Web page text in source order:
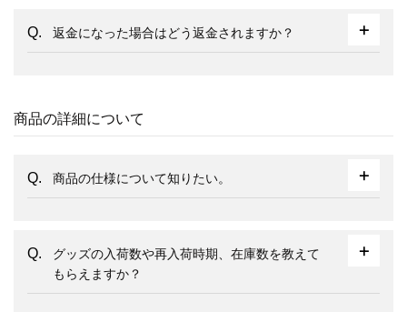
返金になった場合はどう返金されますか？
商品の詳細について
商品の仕様について知りたい。
グッズの入荷数や再入荷時期、在庫数を教えて
もらえますか？